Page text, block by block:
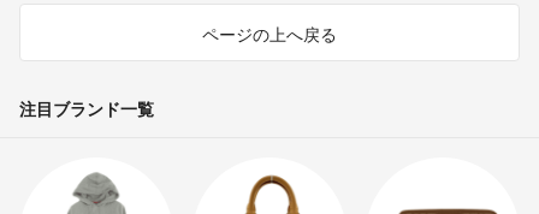
ページの上へ戻る
注目ブランド一覧